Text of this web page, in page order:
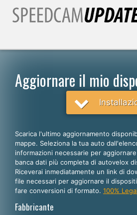
Italiano
English
Español
Aggiornare il mio
Scarica l'ultimo aggiornamento
mappe. Seleziona la tua auto
informazioni necessarie per
banca dati più completa di autovelox
Riceverai inmediatamente un link di
file necessari per aggiornare il
fare conversioni di formato. 100%
Fabbricante